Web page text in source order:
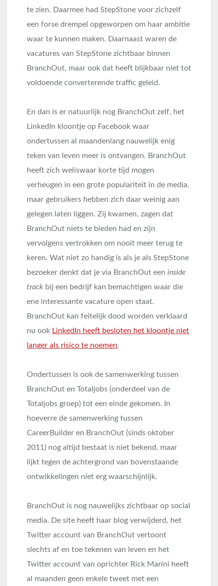
te zien. Daarmee had StepStone voor zichzelf
een forse drempel opgeworpen om haar ambitie
waar te kunnen maken. Daarnaast waren de
vacatures van StepStone zichtbaar binnen
BranchOut, maar ook dat heeft blijkbaar niet tot
voldoende converterende traffic geleid.
En dan is er natuurlijk nog BranchOut zelf, het
LinkedIn kloontje op Facebook waar
ondertussen al maandenlang nauwelijk enig
teken van leven meer is ontvangen. BranchOut
heeft zich weliswaar korte tijd mogen
verheugen in een grote populariteit in de media,
maar gebruikers hebben zich daar weinig aan
gelegen laten liggen. Zij kwamen, zagen dat
BranchOut niets te bieden had en zijn
vervolgens vertrokken om nooit meer terug te
keren. Wat niet zo handig is als je als StepStone
bezoeker denkt dat je via BranchOut een inside
track bij een bedrijf kan bemachtigen waar die
ene interessante vacature open staat.
BranchOut kan feitelijk dood worden verklaard
nu ook LinkedIn heeft besloten het kloontje niet
langer als risico te noemen.
Ondertussen is ook de samenwerking tussen
BranchOut en Totaljobs (onderdeel van de
Totaljobs groep) tot een einde gekomen. In
hoeverre de samenwerking tussen
CareerBuilder en BranchOut (sinds oktober
2011) nog altijd bestaat is niet bekend, maar
lijkt tegen de achtergrond van bovenstaande
ontwikkelingen niet erg waarschijnlijk.
BranchOut is nog nauwelijks zichtbaar op social
media. De site heeft haar blog verwijderd, het
Twitter account van BranchOut vertoont
slechts af en toe tekenen van leven en het
Twitter account van oprichter Rick Marini heeft
al maanden geen enkele tweet met een